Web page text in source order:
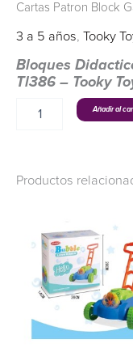
Cartas Patron Block
3 a 5 años, Tooky
Bloques
Tl386 – Tooky
Añadir al
Productos